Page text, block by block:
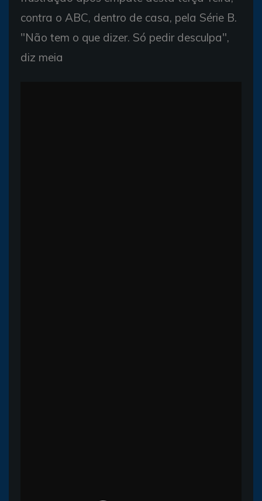
contra o ABC, dentro de casa, pela Série B.
"Não tem o que dizer. Só pedir desculpa",
diz meia